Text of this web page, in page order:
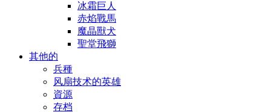
冰霜巨人
赤焰戰馬
魔晶獸犬
聖堂飛獅
其他的
兵種
风扇技术的英雄
資源
存档